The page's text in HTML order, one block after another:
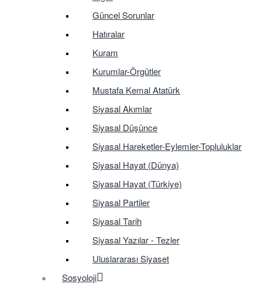
Güncel Sorunlar
Hatıralar
Kuram
Kurumlar-Örgütler
Mustafa Kemal Atatürk
Siyasal Akımlar
Siyasal Düşünce
Siyasal Hareketler-Eylemler-Topluluklar
Siyasal Hayat (Dünya)
Siyasal Hayat (Türkiye)
Siyasal Partiler
Siyasal Tarih
Siyasal Yazılar - Tezler
Uluslararası Siyaset
Sosyoloji